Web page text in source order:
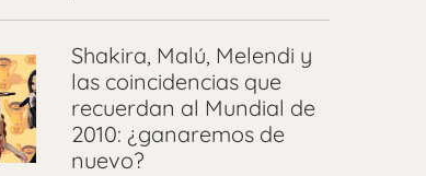
Shakira, Malú, Melendi y
las coincidencias que
recuerdan al Mundial de
2010: ¿ganaremos de
nuevo?